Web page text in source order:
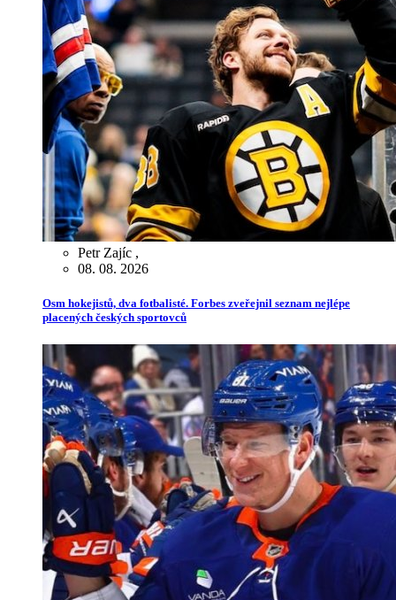
Petr Zajíc ,
08. 08. 2026
Osm hokejistů, dva fotbalisté. Forbes zveřejnil seznam nejlépe
placených českých sportovců